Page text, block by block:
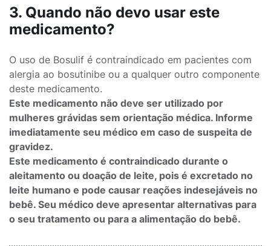
3. Quando não devo usar este
medicamento?
O uso de Bosulif é contraindicado em pacientes com
alergia ao bosutinibe ou a qualquer outro componente
deste medicamento.
Este medicamento não deve ser utilizado por
mulheres grávidas sem orientação médica. Informe
imediatamente seu médico em caso de suspeita de
gravidez.
Este medicamento é contraindicado durante o
aleitamento ou doação de leite, pois é excretado no
leite humano e pode causar reações indesejáveis no
bebê. Seu médico deve apresentar alternativas para
o seu tratamento ou para a alimentação do bebê.